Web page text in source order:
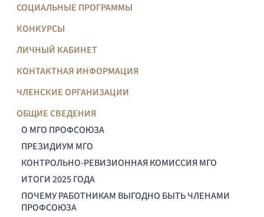
СОЦИАЛЬНЫЕ ПРОГРАММЫ
КОНКУРСЫ
ЛИЧНЫЙ КАБИНЕТ
КОНТАКТНАЯ ИНФОРМАЦИЯ
ЧЛЕНСКИЕ ОРГАНИЗАЦИИ
ОБЩИЕ СВЕДЕНИЯ
О МГО ПРОФСОЮЗА
ПРЕЗИДИУМ МГО
КОНТРОЛЬНО-РЕВИЗИОННАЯ КОМИССИЯ МГО
ИТОГИ 2025 ГОДА
ПОЧЕМУ РАБОТНИКАМ ВЫГОДНО БЫТЬ ЧЛЕНАМИ
ПРОФСОЮЗА